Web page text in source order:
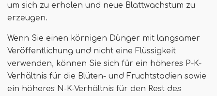
um sich zu erholen und neue Blattwachstum zu
erzeugen.
Wenn Sie einen körnigen Dünger mit langsamer
Veröffentlichung und nicht eine Flüssigkeit
verwenden, können Sie sich für ein höheres P-K-
Verhältnis für die Blüten- und Fruchtstadien sowie
ein höheres N-K-Verhältnis für den Rest des